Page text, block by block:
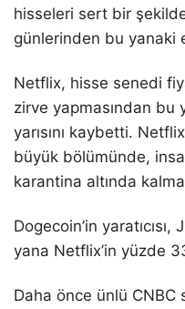
hisseleri sert bir
günlerinden bu yanaki
Netflix, hisse senedi
zirve yapmasından bu
yarısını kaybetti.
büyük bölümünde,
karantina altında
Dogecoin’in yaratıcısı,
yana Netflix’in yüzde
Daha önce ünlü CNBC